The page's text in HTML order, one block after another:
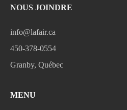
NOUS JOINDRE
info@lafair.ca
450-378-0554
Granby, Québec
MENU